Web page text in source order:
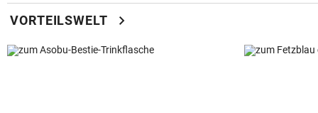
VORTEILSWELT chevron_right